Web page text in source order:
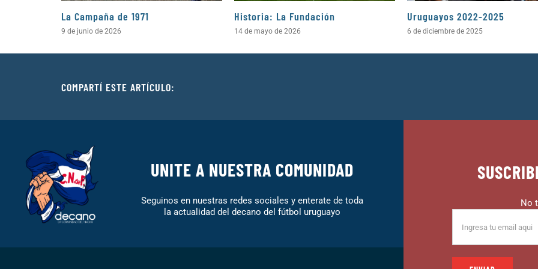
La Campaña de 1971
9 de junio de 2026
Historia: La Fundación
14 de mayo de 2026
Uruguayos 2022-2025
6 de diciembre de 2025
COMPARTÍ ESTE ARTÍCULO:
UNITE A NUESTRA COMUNIDAD
Seguinos en nuestras redes sociales y enterate de toda
la actualidad del decano del fútbol uruguayo
No